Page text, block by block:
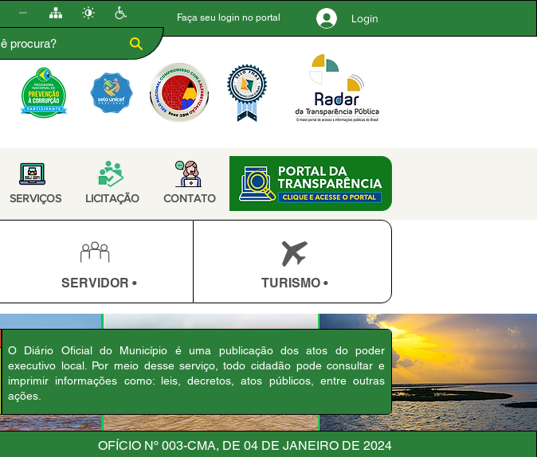
Faça seu login no portal Login
SERVIÇOS LICITAÇÃO CONTATO
SERVIDOR • TURISMO •
O Diário Oficial do Município é uma publicação dos atos do poder
executivo local. Por meio desse serviço, todo cidadão pode consultar e
imprimir informações como: leis, decretos, atos públicos, entre outras
ações.
OFÍCIO Nº 003-CMA, DE 04 DE JANEIRO DE 2024